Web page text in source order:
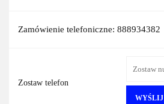
Zamówienie telefoniczne: 888934382
Zostaw telefon
WYŚLIJ